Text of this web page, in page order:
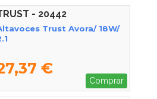
- 20442
Trust Avora/ 18W/
€
Comprar